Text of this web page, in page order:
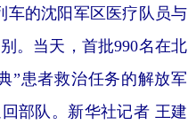
的沈阳军区医疗队员与
。当天，首批990名在北
”患者救治任务的解放军
部队。新华社记者 王建